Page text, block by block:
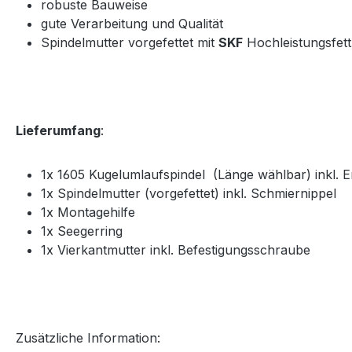
robuste Bauweise
gute Verarbeitung und Qualität
Spindelmutter vorgefettet mit SKF Hochleistungsfett
Lieferumfang:
1x 1605 Kugelumlaufspindel (Länge wählbar) inkl.
1x Spindelmutter (vorgefettet) inkl. Schmiernippel
1x Montagehilfe
1x Seegerring
1x Vierkantmutter inkl. Befestigungsschraube
Zusätzliche Information: